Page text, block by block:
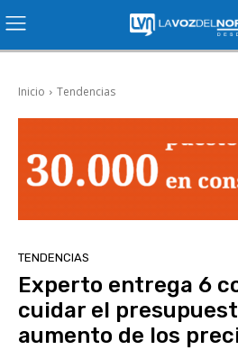
Inicio Tendencias
TENDENCIAS
Experto entrega 6
cuidar el
aumento de los